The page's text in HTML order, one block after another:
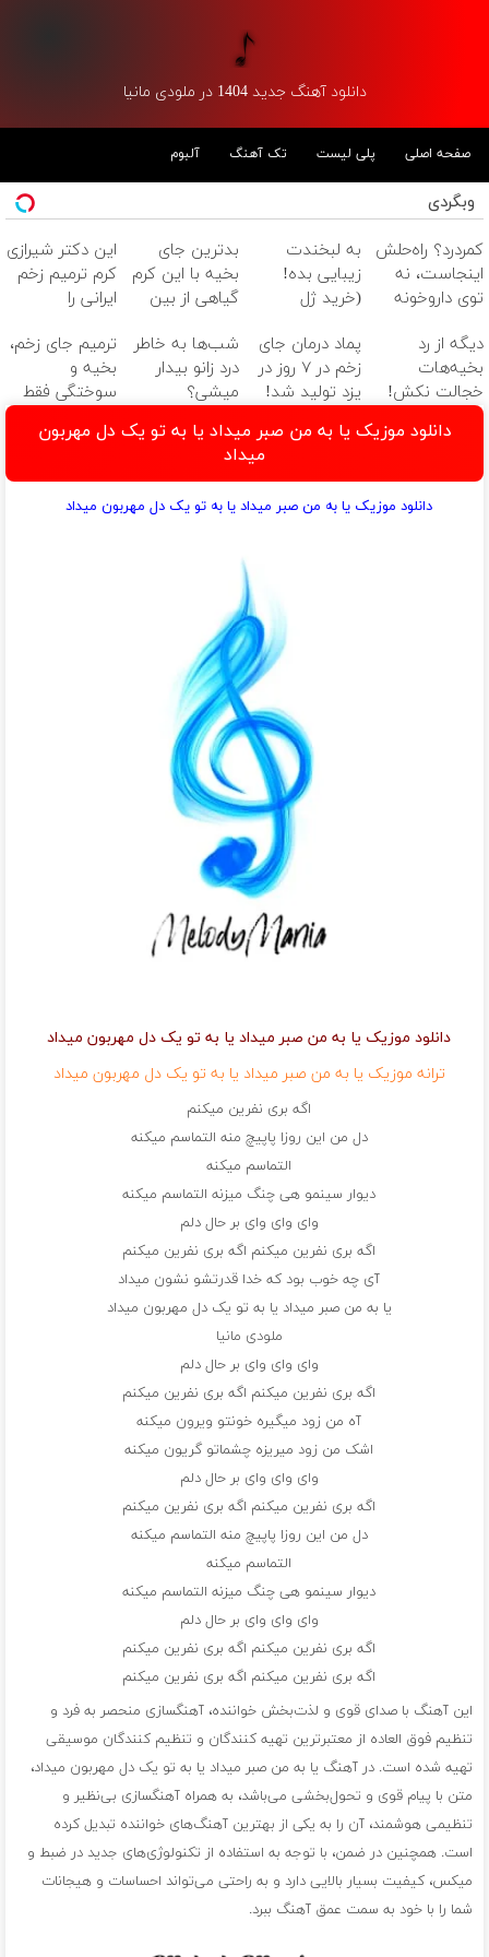
دانلود آهنگ جدید 1404 در ملودی مانیا
صفحه اصلی پلی لیست تک آهنگ آلبوم
وبگردی
کمردرد؟ راه‌حلش
اینجاست، نه
توی داروخونه
به لبخندت
زیبایی بده!
(خرید ژل
دندان
با40%تخفیف)
بدترین جای
بخیه با این کرم
گیاهی از بین
رایگان)
این دکتر شیرازی
کرم ترمیم زخم
ایرانی را
دیگه از رد
بخیه‌هات
خجالت نکش!
این محصول برای
همیشه درمانش
پماد درمان جای
زخم در ۷ روز در
یزد تولید شد!
شب‌ها به خاطر
درد زانو بیدار
میشی؟
ترمیم جای زخم،
بخیه و
سوختگی فقط
دانلود موزیک یا به من صبر میداد یا به تو یک دل مهربون
میداد
دانلود موزیک یا به من صبر میداد یا به تو یک دل مهربون میداد
دانلود موزیک یا به من صبر میداد یا به تو یک دل مهربون میداد
ترانه موزیک یا به من صبر میداد یا به تو یک دل مهربون میداد
اگه بری نفرین میکنم
دل من این روزا پاپیچ منه التماسم میکنه
التماسم میکنه
دیوار سینمو هی چنگ میزنه التماسم میکنه
وای وای وای بر حال دلم
اگه بری نفرین میکنم اگه بری نفرین میکنم
آی چه خوب بود که خدا قدرتشو نشون میداد
یا به من صبر میداد یا به تو یک دل مهربون میداد
ملودی مانیا
وای وای وای بر حال دلم
اگه بری نفرین میکنم اگه بری نفرین میکنم
آه من زود میگیره خونتو ویرون میکنه
اشک من زود میریزه چشماتو گریون میکنه
وای وای وای بر حال دلم
اگه بری نفرین میکنم اگه بری نفرین میکنم
دل من این روزا پاپیچ منه التماسم میکنه
التماسم میکنه
دیوار سینمو هی چنگ میزنه التماسم میکنه
وای وای وای بر حال دلم
اگه بری نفرین میکنم اگه بری نفرین میکنم
اگه بری نفرین میکنم اگه بری نفرین میکنم
این آهنگ با صدای قوی و لذت‌بخش خواننده، آهنگسازی منحصر به فرد و
تنظیم فوق العاده از معتبرترین تهیه کنندگان و تنظیم کنندگان موسیقی
تهیه شده است. در آهنگ یا به من صبر میداد یا به تو یک دل مهربون میداد،
متن با پیام قوی و تحول‌بخشی می‌باشد، به همراه آهنگسازی بی‌نظیر و
تنظیمی هوشمند، آن را به یکی از بهترین آهنگ‌های خواننده تبدیل کرده
است. همچنین در ضمن، با توجه به استفاده از تکنولوژی‌های جدید در ضبط و
میکس، کیفیت بسیار بالایی دارد و به راحتی می‌تواند احساسات و هیجانات
شما را با خود به سمت عمق آهنگ ببرد.